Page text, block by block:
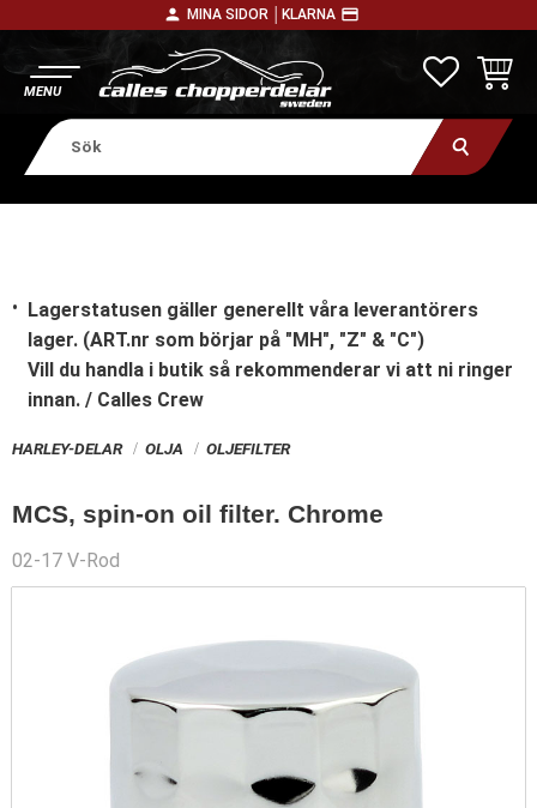
person MINA SIDOR │ KLARNA payment
Lagerstatusen gäller generellt våra leverantörers
lager. (ART.nr som börjar på "MH", "Z" & "C")
Vill du handla i butik så rekommenderar vi att ni ringer
innan. / Calles Crew
HARLEY-DELAR OLJA OLJEFILTER
MCS, spin-on oil filter. Chrome
02-17 V-Rod